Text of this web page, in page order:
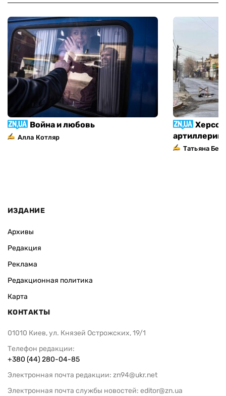
Война и любовь
Алла Котляр
Татьяна
ИЗДАНИЕ
Архивы
Редакция
Реклама
Редакционная политика
Карта
КОНТАКТЫ
01010 Киев, ул. Князей Острожских, 19/1
Телефон редакции:
+380 (44) 280-04-85
Электронная почта редакции: zn94@ukr.net
Электронная почта службы новостей: editor@zn.ua